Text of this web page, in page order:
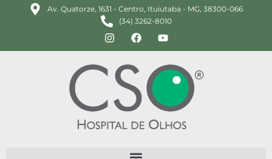
Av. Quatorze, 1631 - Centro, Ituiutaba - MG, 38300-066
(34) 3262-8010